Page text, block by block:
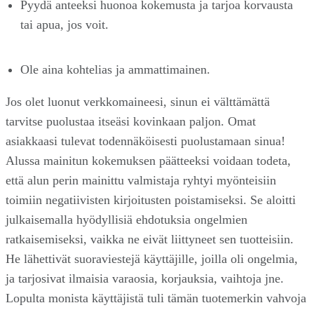
Pyydä anteeksi huonoa kokemusta ja tarjoa korvausta
tai apua, jos voit.
Ole aina kohtelias ja ammattimainen.
Jos olet luonut verkkomaineesi, sinun ei välttämättä
tarvitse puolustaa itseäsi kovinkaan paljon. Omat
asiakkaasi tulevat todennäköisesti puolustamaan sinua!
Alussa mainitun kokemuksen päätteeksi voidaan todeta,
että alun perin mainittu valmistaja ryhtyi myönteisiin
toimiin negatiivisten kirjoitusten poistamiseksi. Se aloitti
julkaisemalla hyödyllisiä ehdotuksia ongelmien
ratkaisemiseksi, vaikka ne eivät liittyneet sen tuotteisiin.
He lähettivät suoraviestejä käyttäjille, joilla oli ongelmia,
ja tarjosivat ilmaisia varaosia, korjauksia, vaihtoja jne.
Lopulta monista käyttäjistä tuli tämän tuotemerkin vahvoja